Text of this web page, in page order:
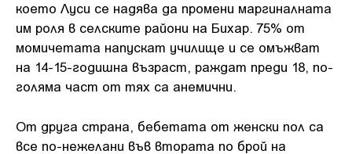
което Луси се надява да промени маргиналната
им роля в селските райони на Бихар. 75% от
момичетата напускат училище и се омъжват
на 14-15-годишна възраст, раждат преди 18, по-
голяма част от тях са анемични.
От друга страна, бебетата от женски пол са
все по-нежелани във втората по брой на